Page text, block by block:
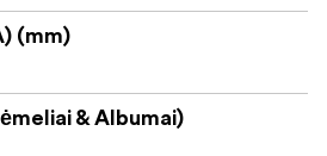
(mm)
& Albumai)